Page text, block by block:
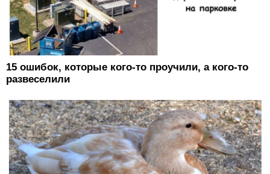
15 ошибок, которые кого-то проучили, а кого-то
развеселили